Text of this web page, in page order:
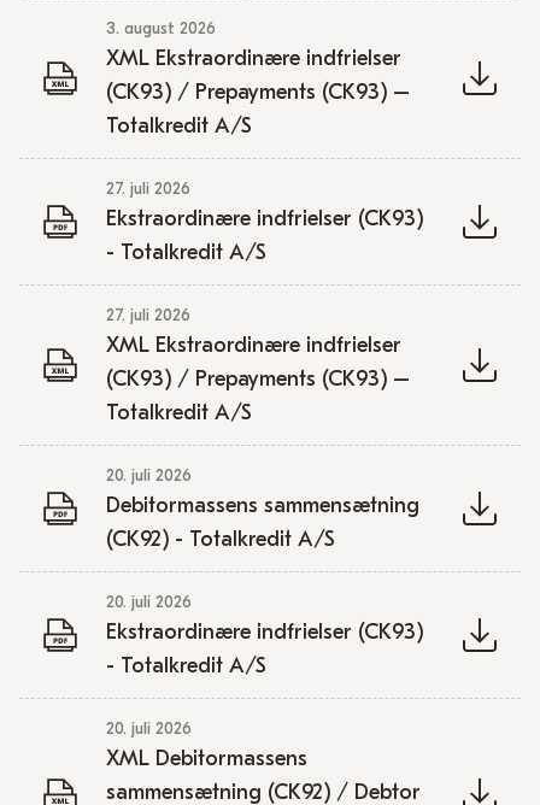
3. august 2026
XML Ekstraordinære indfrielser
(CK93) / Prepayments (CK93) –
Totalkredit A/S
27. juli 2026
Ekstraordinære indfrielser (CK93)
- Totalkredit A/S
27. juli 2026
XML Ekstraordinære indfrielser
(CK93) / Prepayments (CK93) –
Totalkredit A/S
20. juli 2026
Debitormassens sammensætning
(CK92) - Totalkredit A/S
20. juli 2026
Ekstraordinære indfrielser (CK93)
- Totalkredit A/S
20. juli 2026
XML Debitormassens
sammensætning (CK92) / Debtor